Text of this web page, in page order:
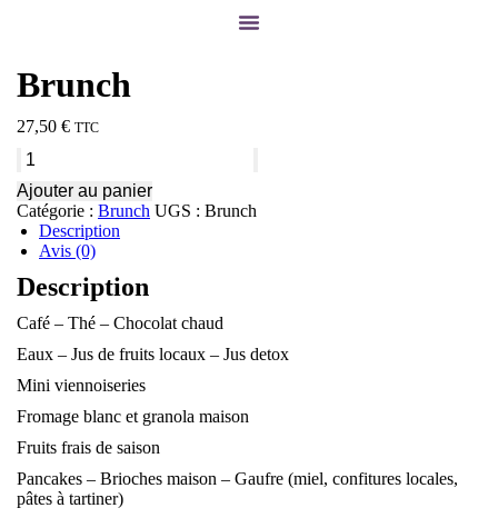
Brunch
27,50 € TTC
Ajouter au panier
Catégorie : Brunch UGS : Brunch
Description
Avis (0)
Description
Café – Thé – Chocolat chaud
Eaux – Jus de fruits locaux – Jus detox
Mini viennoiseries
Fromage blanc et granola maison
Fruits frais de saison
Pancakes – Brioches maison – Gaufre (miel, confitures locales,
pâtes à tartiner)